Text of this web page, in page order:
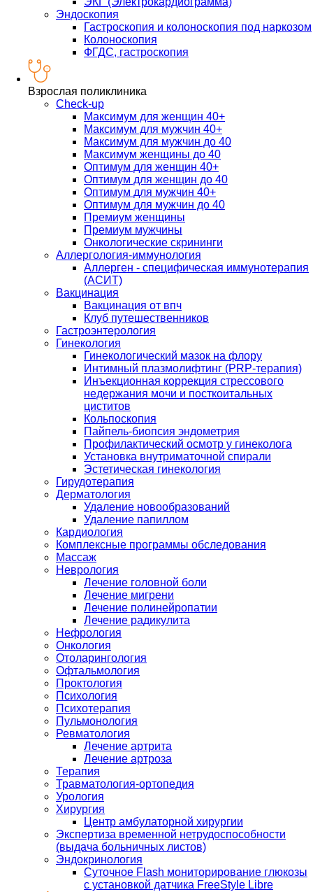
Эндоскопия
Гастроскопия и колоноскопия под наркозом
Колоноскопия
ФГДС, гастроскопия
Взрослая поликлиника
Check-up
Максимум для женщин 40+
Максимум для мужчин 40+
Максимум для мужчин до 40
Максимум женщины до 40
Оптимум для женщин 40+
Оптимум для женщин до 40
Оптимум для мужчин 40+
Оптимум для мужчин до 40
Премиум женщины
Премиум мужчины
Онкологические скрининги
Аллергология-иммунология
Аллерген - специфическая иммунотерапия
(АСИТ)
Вакцинация
Вакцинация от впч
Клуб путешественников
Гастроэнтерология
Гинекология
Гинекологический мазок на флору
Интимный плазмолифтинг (PRP-терапия)
Инъекционная коррекция стрессового
недержания мочи и посткоитальных
циститов
Кольпоскопия
Пайпель-биопсия эндометрия
Профилактический осмотр у гинеколога
Установка внутриматочной спирали
Эстетическая гинекология
Гирудотерапия
Дерматология
Удаление новообразований
Удаление папиллом
Кардиология
Комплексные программы обследования
Массаж
Неврология
Лечение головной боли
Лечение мигрени
Лечение полинейропатии
Лечение радикулита
Нефрология
Онкология
Отоларингология
Офтальмология
Проктология
Психология
Психотерапия
Пульмонология
Ревматология
Лечение артрита
Лечение артроза
Терапия
Травматология-ортопедия
Урология
Хирургия
Центр амбулаторной хирургии
Экспертиза временной нетрудоспособности
(выдача больничных листов)
Эндокринология
Суточное Flash мониторирование глюкозы
с установкой датчика FreeStyle Libre